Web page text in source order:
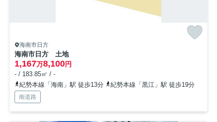
海南市日方
海南市日方 土地
1,167万8,100円
- / 183.85㎡ / -
紀勢本線「海南」駅 徒歩13分
紀勢本線「黒江」駅 徒歩19分
南道路